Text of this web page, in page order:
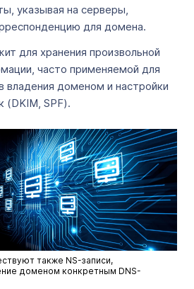
указывая на серверы,
для домена.
для хранения произвольной
часто применяемой для
владения доменом и настройки
(DKIM, SPF).
также NS-записи,
доменом конкретным DNS-